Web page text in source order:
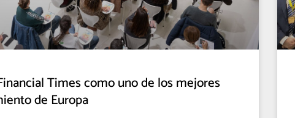
Times como uno de los mejores
de Europa